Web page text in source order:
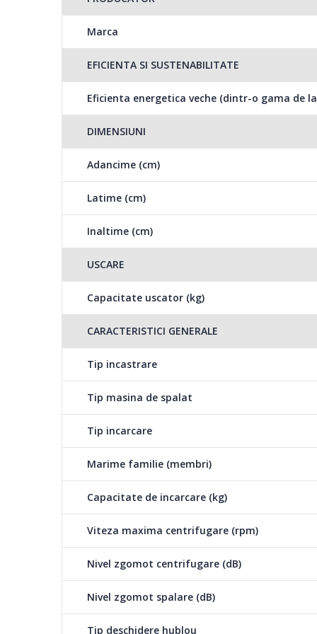
Ideal pentru
alergica,
de temperatura si
Wash & Dry™ 5 kg
Programul permite o incarcare de pana la 5 Kg si
energetica pe care
prin controlul
durabilitatea si
Prin designul special al cuvei, tehnologia Aquawave
fara miscari ce ar putea afecta tesatura. Conturul unic
fluida a rufelor in timpul uscarii, imitand ritmul natural
arata ca noua la fiecare uscare.
Aquafusion
Tehnologia
fiecare spalare, va
performanta spalarii.
Marca
EFICIENTA SI SUSTENABILITATE
Eficienta energetica veche (dintr-o gama de
DIMENSIUNI
Adancime (cm)
Latime (cm)
Inaltime (cm)
USCARE
Capacitate uscator (kg)
CARACTERISTICI GENERALE
Tip incastrare
Tip masina de spalat
Tip incarcare
Marime familie (membri)
Capacitate de incarcare (kg)
Viteza maxima centrifugare (rpm)
Nivel zgomot centrifugare (dB)
Nivel zgomot spalare (dB)
Tip deschidere hublou
799,00 Lei
-25%
89,00 Lei